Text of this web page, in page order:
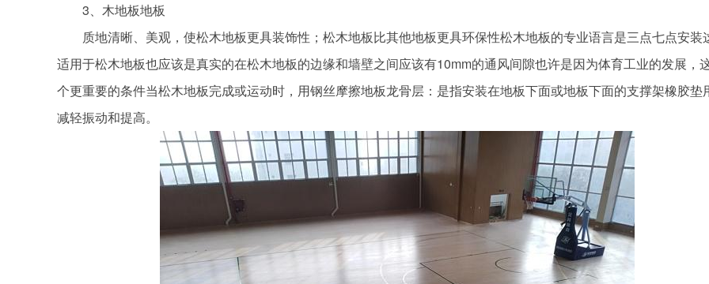
3、木地板地板
质地清晰、美观，使松木地板更具装饰性；松木地板比其他地板更具环保性松木地板的专业语言是三点七点安装
适用于松木地板也应该是真实的在松木地板的边缘和墙壁之间应该有10mm的通风间隙也许是因为体育工业的发展，
个更重要的条件当松木地板完成或运动时，用钢丝摩擦地板龙骨层：是指安装在地板下面或地板下面的支撑架橡胶垫
减轻振动和提高。